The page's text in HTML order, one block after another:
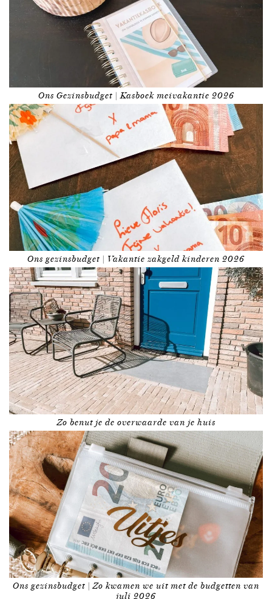
Ons Gezinsbudget | Kasboek meivakantie 2026
Ons gezinsbudget | Vakantie zakgeld kinderen 2026
Zo benut je de overwaarde van je huis
Ons gezinsbudget | Zo kwamen we uit met de budgetten van
juli 2026